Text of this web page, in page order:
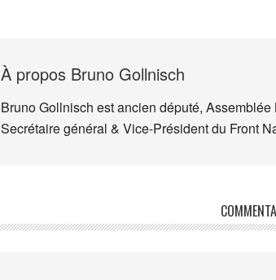
À propos Bruno Gollnisch
Bruno Gollnisch est ancien député,
Secrétaire général & Vice-Président du Front